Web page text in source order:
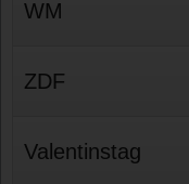
WM
ZDF
Valentinstag